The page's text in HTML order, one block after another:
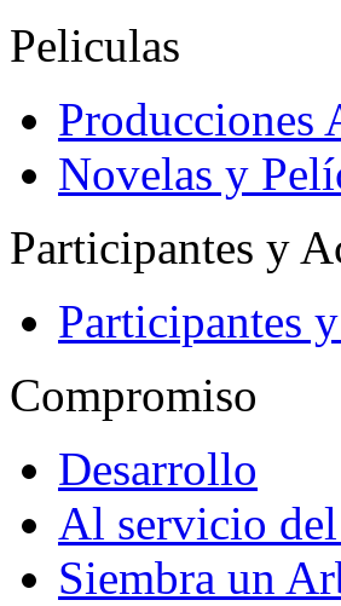
Peliculas
Producciones
Novelas y
Participantes y
Participantes
Compromiso
Desarrollo
Al servicio
Siembra un